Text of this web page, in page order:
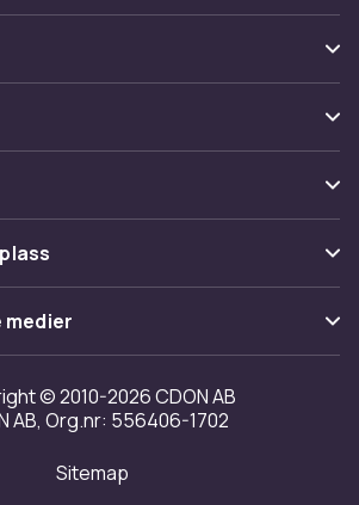
medier
© 2010-2026 CDON AB
AB, Org.nr: 556406-1702
Sitemap